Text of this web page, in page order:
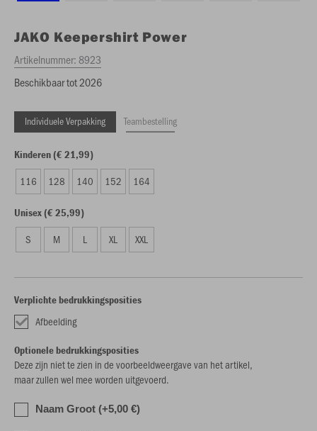
JAKO Keepershirt Power
Artikelnummer:8923
Beschikbaar tot 2026
Individuele Verpakking Teambestelling
Kinderen (€ 21,99)
116 128 140 152 164
Unisex (€ 25,99)
S M L XL XXL
Verplichte bedrukkingsposities
Afbeelding
Optionele bedrukkingsposities
Deze zijn niet te zien in de voorbeeldweergave van het artikel,
maar zullen wel mee worden uitgevoerd.
Naam Groot (+5,00 €)